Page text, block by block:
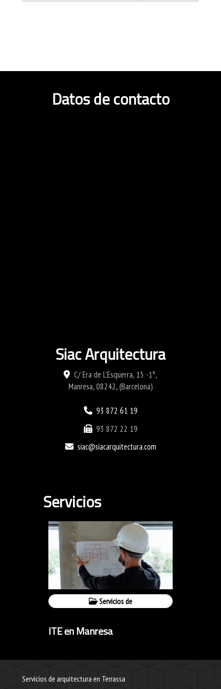
Datos de contacto
Siac Arquitectura
C/ Era de L'Esquerra, 15 -1º,
Manresa,08242,(Barcelona)
93 872 61 19
93 872 22 19
siac
siacarquitectura.com
Servicios
Servicios de
ITE en Manresa
Servicios de arquitectura en Terrassa